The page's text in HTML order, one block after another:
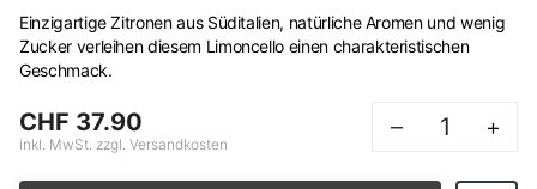
Einzigartige Zitronen aus Süditalien, natürliche Aromen und wenig
Zucker verleihen diesem Limoncello einen charakteristischen
Geschmack.
CHF 37.90
inkl. MwSt. zzgl. Versandkosten
– +